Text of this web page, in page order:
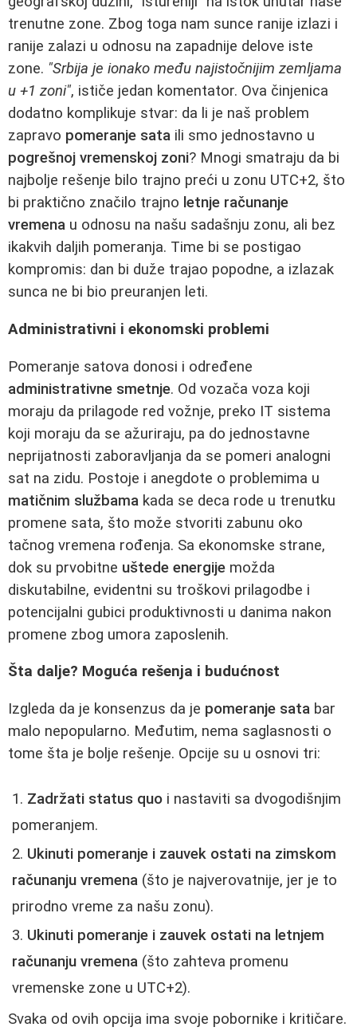
trenutne zone. Zbog toga nam sunce ranije izlazi i
ranije zalazi u odnosu na zapadnije delove iste
zone. "Srbija je ionako među najistočnijim zemljama
u +1 zoni", ističe jedan komentator. Ova činjenica
dodatno komplikuje stvar: da li je naš problem
zapravo pomeranje sata ili smo jednostavno u
pogrešnoj vremenskoj zoni? Mnogi smatraju da bi
najbolje rešenje bilo trajno preći u zonu UTC+2, što
bi praktično značilo trajno letnje računanje
vremena u odnosu na našu sadašnju zonu, ali bez
ikakvih daljih pomeranja. Time bi se postigao
kompromis: dan bi duže trajao popodne, a izlazak
sunca ne bi bio preuranjen leti.
Administrativni i ekonomski problemi
Pomeranje satova donosi i određene
administrativne smetnje. Od vozača voza koji
moraju da prilagode red vožnje, preko IT sistema
koji moraju da se ažuriraju, pa do jednostavne
neprijatnosti zaboravljanja da se pomeri analogni
sat na zidu. Postoje i anegdote o problemima u
matičnim službama kada se deca rode u trenutku
promene sata, što može stvoriti zabunu oko
tačnog vremena rođenja. Sa ekonomske strane,
dok su prvobitne uštede energije možda
diskutabilne, evidentni su troškovi prilagodbe i
potencijalni gubici produktivnosti u danima nakon
promene zbog umora zaposlenih.
Šta dalje? Moguća rešenja i budućnost
Izgleda da je konsenzus da je pomeranje sata bar
malo nepopularno. Međutim, nema saglasnosti o
tome šta je bolje rešenje. Opcije su u osnovi tri:
Zadržati status quo i nastaviti sa dvogodišnjim
pomeranjem.
Ukinuti pomeranje i zauvek ostati na zimskom
računanju vremena (što je najverovatnije, jer je to
prirodno vreme za našu zonu).
Ukinuti pomeranje i zauvek ostati na letnjem
računanju vremena (što zahteva promenu
vremenske zone u UTC+2).
Svaka od ovih opcija ima svoje pobornike i kritičare.